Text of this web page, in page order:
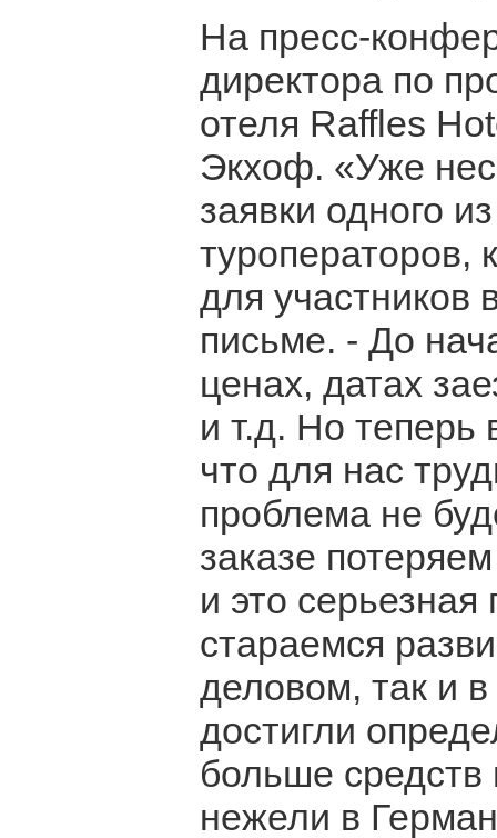
На пресс-
директора по
отеля Raffles
Экхоф. «Уже
заявки одного
туроператоров,
для участников
письме. - До
ценах, датах
и т.д. Но теперь
что для нас
проблема не
заказе
и это
стараемся
деловом, так и
достигли
больше средств
нежели в